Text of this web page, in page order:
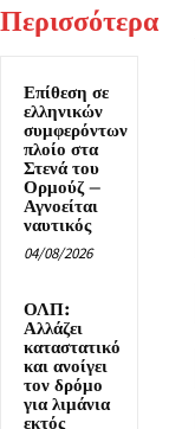
Περισσότερα
Επίθεση σε
ελληνικών
συμφερόντων
πλοίο στα
Στενά του
Ορμούζ –
Αγνοείται
ναυτικός
04/08/2026
ΟΛΠ:
Αλλάζει
καταστατικό
και ανοίγει
τον δρόμο
για λιμάνια
εκτός